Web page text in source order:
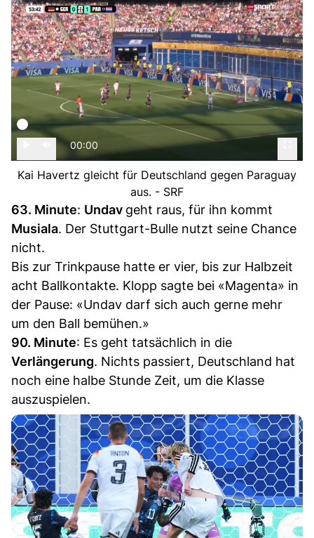
00:00
Kai Havertz gleicht für Deutschland gegen Paraguay
aus. - SRF
63. Minute: Undav geht raus, für ihn kommt
Musiala. Der Stuttgart-Bulle nutzt seine Chance
nicht.
Bis zur Trinkpause hatte er vier, bis zur Halbzeit
acht Ballkontakte. Klopp sagte bei «Magenta» in
der Pause: «Undav darf sich auch gerne mehr
um den Ball bemühen.»
90. Minute: Es geht tatsächlich in die
Verlängerung. Nichts passiert, Deutschland hat
noch eine halbe Stunde Zeit, um die Klasse
auszuspielen.